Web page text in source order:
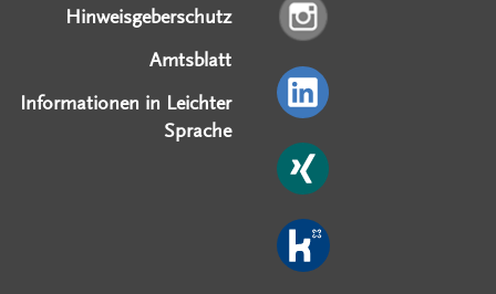
Hinweisgeberschutz
Amtsblatt
Informationen in Leichter
Sprache